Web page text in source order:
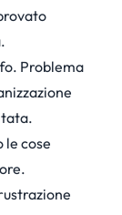
Problema
le cose